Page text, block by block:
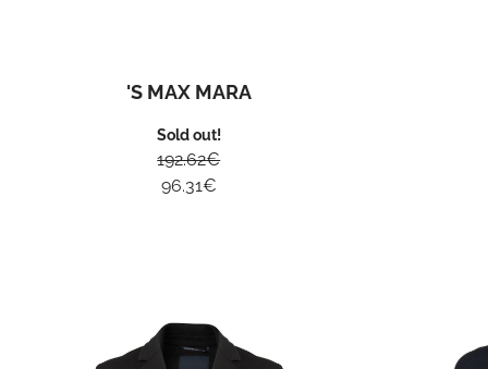
'S MAX MARA
Sold out!
192.62€
96.31€